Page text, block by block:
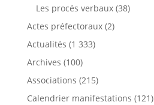
Les procés verbaux(38)
Actes préfectoraux(2)
Actualités (1 333)
Archives (100)
Associations (215)
Calendrier manifestations (121)